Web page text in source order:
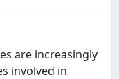
are increasingly
involved in